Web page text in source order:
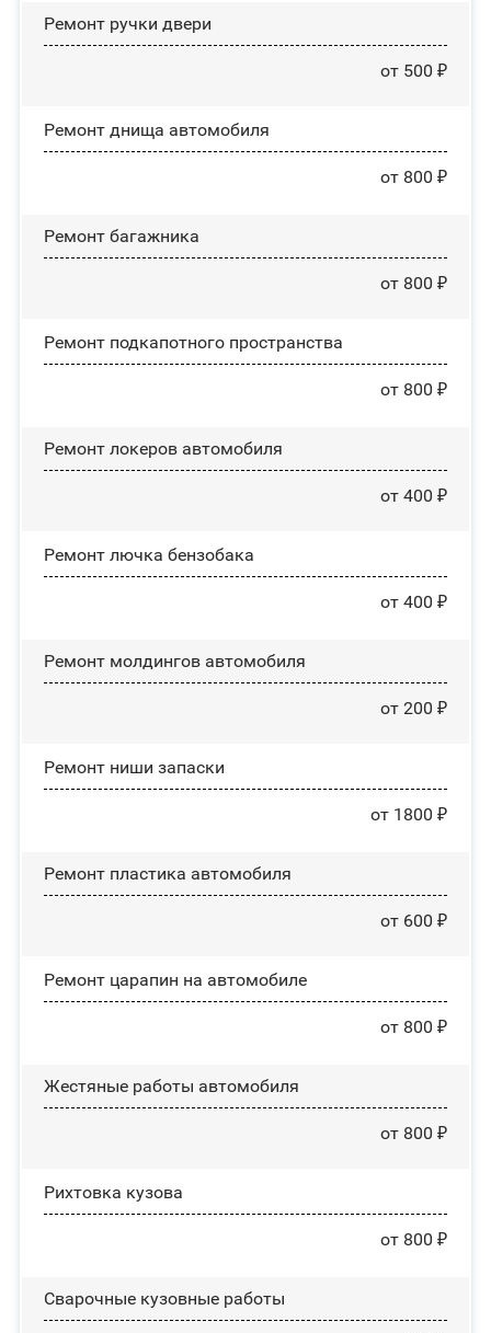
Ремонт ручки двери
от 500 ₽
Ремонт днища автомобиля
от 800 ₽
Ремонт багажника
от 800 ₽
Ремонт подкапотного пространства
от 800 ₽
Ремонт лoĸepoв автомобиля
от 400 ₽
Ремонт лючка бензобака
от 400 ₽
Ремонт молдингов автомобиля
от 200 ₽
Ремонт ниши запаски
от 1800 ₽
Ремонт пластика автомобиля
от 600 ₽
Ремонт царапин на автомобиле
от 800 ₽
Жестяные работы автомобиля
от 800 ₽
Рихтовка кузова
от 800 ₽
Сварочные кузовные работы